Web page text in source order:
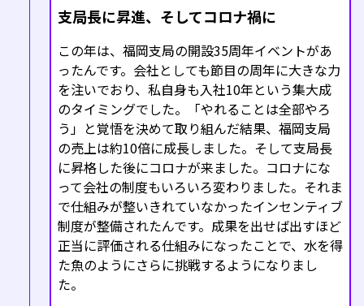
支局長に昇進、そしてコロナ禍に
この年は、福岡支局の開設35周年イベントがあ
ったんです。会社としても節目の周年に大きな力
を注いでおり、私自身も入社10年という集大成
のタイミングでした。「やれることは全部やろ
う」と覚悟を決めて取り組んだ結果、福岡支局
の売上は約10倍に成長しました。そして支局長
に昇格した後にコロナが来ました。コロナにな
って会社の制度もいろいろ変わりました。それま
で仕組みが整いきれていなかったインセンティブ
制度が整備されたんです。成果を出せば出すほど
正当に評価される仕組みになったことで、水を得
た魚のようにさらに挑戦するようになりまし
た。